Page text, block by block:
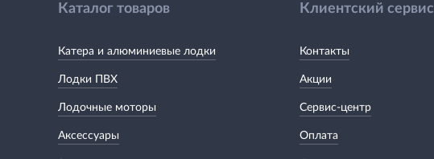
Каталог товаров
Катера и алюминиевые лодки
Лодки ПВХ
Лодочные моторы
Аксессуары
Клиентский сервис
Контакты
Акции
Сервис-центр
Оплата